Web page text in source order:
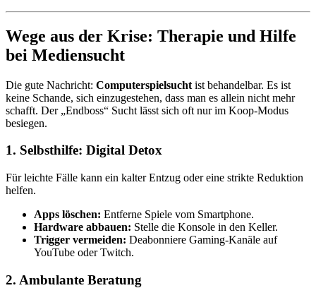
Wege aus der Krise: Therapie und Hilfe
bei Mediensucht
Die gute Nachricht: Computerspielsucht ist behandelbar. Es ist
keine Schande, sich einzugestehen, dass man es allein nicht mehr
schafft. Der „Endboss“ Sucht lässt sich oft nur im Koop-Modus
besiegen.
1. Selbsthilfe: Digital Detox
Für leichte Fälle kann ein kalter Entzug oder eine strikte Reduktion
helfen.
Apps löschen: Entferne Spiele vom Smartphone.
Hardware abbauen: Stelle die Konsole in den Keller.
Trigger vermeiden: Deabonniere Gaming-Kanäle auf
YouTube oder Twitch.
2. Ambulante Beratung